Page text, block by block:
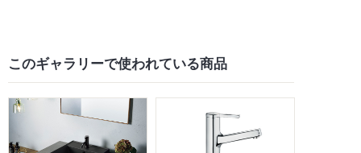
このギャラリーで使われている商品